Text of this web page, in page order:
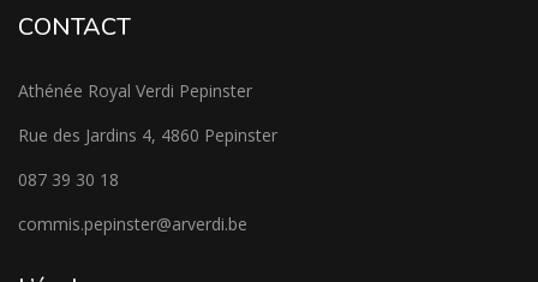
CONTACT
Athénée Royal Verdi Pepinster
Rue des Jardins 4, 4860 Pepinster
087 39 30 18
commis.pepinster@arverdi.be